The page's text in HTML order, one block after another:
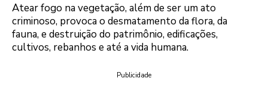
Atear fogo na vegetação, além de ser um ato
criminoso, provoca o desmatamento da flora, da
fauna, e destruição do patrimônio, edificações,
cultivos, rebanhos e até a vida humana.
Publicidade